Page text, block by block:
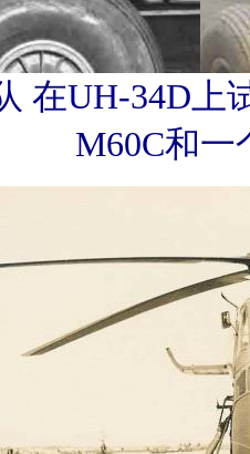
在UH-34D上
M60C和一